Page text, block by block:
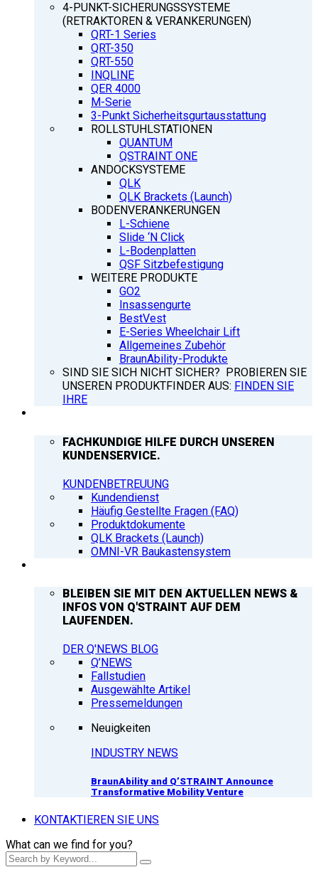
4-PUNKT-SICHERUNGSSYSTEME
(RETRAKTOREN & VERANKERUNGEN)
QRT-1 Series
QRT-350
QRT-550
INQLINE
QER 4000
M-Serie
3-Punkt Sicherheitsgurtausstattung
ROLLSTUHLSTATIONEN
QUANTUM
QSTRAINT ONE
ANDOCKSYSTEME
QLK
QLK Brackets (Launch)
BODENVERANKERUNGEN
L-Schiene
Slide ‘N Click
L-Bodenplatten
QSF Sitzbefestigung
WEITERE PRODUKTE
GO2
Insassengurte
BestVest
E-Series Wheelchair Lift
Allgemeines Zubehör
BraunAbility-Produkte
SIND SIE SICH NICHT SICHER? PROBIEREN SIE
UNSEREN PRODUKTFINDER AUS: FINDEN SIE
IHRE
FACHKUNDIGE HILFE DURCH UNSEREN
KUNDENSERVICE.
KUNDENBETREUUNG
Kundendienst
Häufig Gestellte Fragen (FAQ)
Produktdokumente
QLK Brackets (Launch)
OMNI-VR Baukastensystem
BLEIBEN SIE MIT DEN AKTUELLEN NEWS &
INFOS VON Q'STRAINT AUF DEM
LAUFENDEN.
DER Q'NEWS BLOG
Q’NEWS
Fallstudien
Ausgewählte Artikel
Pressemeldungen
Neuigkeiten
INDUSTRY NEWS
BraunAbility and Q’STRAINT Announce
Transformative Mobility Venture
KONTAKTIEREN SIE UNS
What can we find for you?